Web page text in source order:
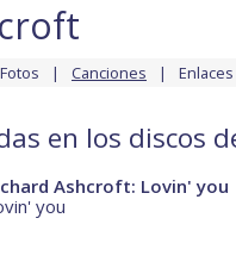
Fotos Canciones Enlaces
en los discos
Ashcroft: Lovin' you
you